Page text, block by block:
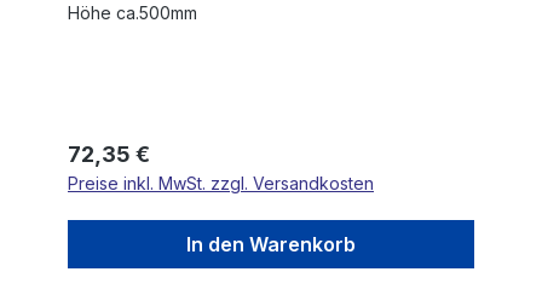
Höhe ca.500mm
Regulärer Preis:
72,35 €
Preise inkl. MwSt. zzgl. Versandkosten
In den Warenkorb